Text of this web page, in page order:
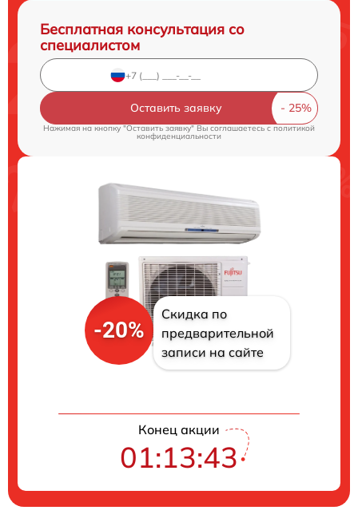
Бесплатная консультация со
специалистом
Оставить заявку
Нажимая на кнопку "Оставить заявку" Вы соглашаетесь cполитикой
конфиденциальности
-20%
Скидка по
предварительной
записи на сайте
Конец акции
01:13:43